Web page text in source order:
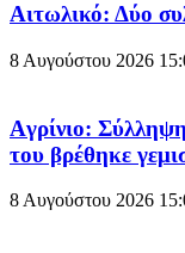
Aιτωλικό: Δύο
8 Αυγούστου 2026
Aγρίνιο:
του βρέθηκε
8 Αυγούστου 2026